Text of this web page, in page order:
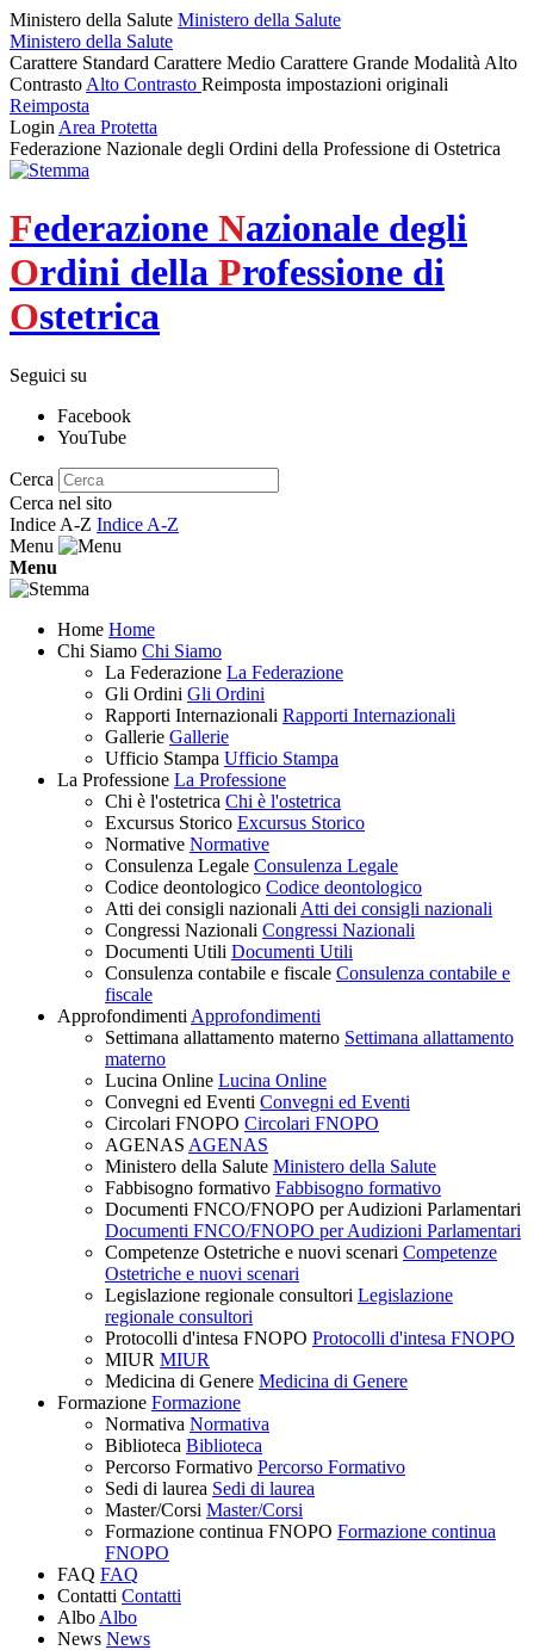
Ministero della Salute Ministero della Salute
Ministero della Salute
Carattere Standard Carattere Medio Carattere Grande Modalità Alto
Contrasto Alto Contrasto Reimposta impostazioni originali
Reimposta
Login Area Protetta
Federazione Nazionale degli Ordini della Professione di Ostetrica
Federazione Nazionale degli
Ordini della Professione di
Ostetrica
Seguici su
Facebook
YouTube
Cerca
Cerca nel sito
Indice A-Z Indice A-Z
Menu
Menu
Home Home
Chi Siamo Chi Siamo
La Federazione La Federazione
Gli Ordini Gli Ordini
Rapporti Internazionali Rapporti Internazionali
Gallerie Gallerie
Ufficio Stampa Ufficio Stampa
La Professione La Professione
Chi è l'ostetrica Chi è l'ostetrica
Excursus Storico Excursus Storico
Normative Normative
Consulenza Legale Consulenza Legale
Codice deontologico Codice deontologico
Atti dei consigli nazionali Atti dei consigli nazionali
Congressi Nazionali Congressi Nazionali
Documenti Utili Documenti Utili
Consulenza contabile e fiscale Consulenza contabile e
fiscale
Approfondimenti Approfondimenti
Settimana allattamento materno Settimana allattamento
materno
Lucina Online Lucina Online
Convegni ed Eventi Convegni ed Eventi
Circolari FNOPO Circolari FNOPO
AGENAS AGENAS
Ministero della Salute Ministero della Salute
Fabbisogno formativo Fabbisogno formativo
Documenti FNCO/FNOPO per Audizioni Parlamentari
Documenti FNCO/FNOPO per Audizioni Parlamentari
Competenze Ostetriche e nuovi scenari Competenze
Ostetriche e nuovi scenari
Legislazione regionale consultori Legislazione
regionale consultori
Protocolli d'intesa FNOPO Protocolli d'intesa FNOPO
MIUR MIUR
Medicina di Genere Medicina di Genere
Formazione Formazione
Normativa Normativa
Biblioteca Biblioteca
Percorso Formativo Percorso Formativo
Sedi di laurea Sedi di laurea
Master/Corsi Master/Corsi
Formazione continua FNOPO Formazione continua
FNOPO
FAQ FAQ
Contatti Contatti
Albo Albo
News News